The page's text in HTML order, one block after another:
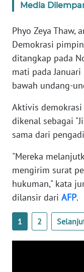
Media
Phyo Zeya Thaw,
Demokrasi
ditangkap pada
mati pada
bawah undang-
Aktivis demokrasi
dikenal sebagai
sama dari
"Mereka
mengirim surat
hukuman," kata
dilansir dari AFP.
1 2
Regional
SUMUT
WN
JAKARTA
WN
JABAR
WN
BANTEN
WN
NTT